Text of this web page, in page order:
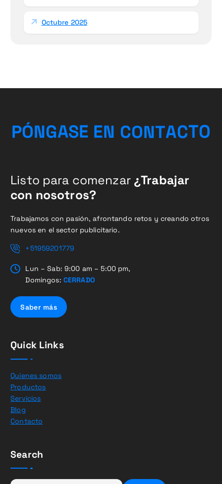
Octubre 2025
PÓNGASE EN CONTACTO
Listo para comenzar¿Trabajar
con nosotros?
Trabajamos con pasión, afrontando retos y creando otros
nuevos en el sector publicitario.
+51959201779
Lun – Sab: 9:00 am – 5:00 pm,
Domingos: CERRADO
Saber más
Quick Links
Quienes somos
Productos
Servicios
Blog
Contacto
Search